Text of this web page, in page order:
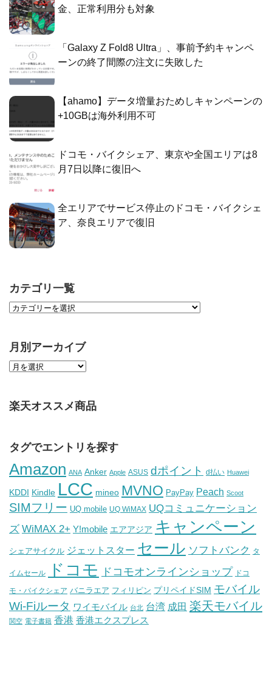
金、正常利用分も対象
「Galaxy Z Fold8 Ultra」、事前予約キャンペ
ーンの終了間際の注文に失敗した
【ahamo】データ増量おためしキャンペーンの
+10GBは海外利用不可
ドコモ・バイクシェア、東京や全国エリアは8
月7日以降に復旧へ
全エリアでサービス停止のドコモ・バイクシェ
ア、奈良エリアで復旧
カテゴリ一覧
月別アーカイブ
楽天オススメ商品
タグでエントリを探す
Amazon ANA Anker Apple ASUS dポイント d払い Huawei
KDDI Kindle LCC mineo MVNO PayPay Peach Scoot
SIMフリー UQ mobile UQ WiMAX UQコミュニケーション
ズ WiMAX 2+ Y!mobile エアアジア キャンペーン
シェアサイクル ジェットスター セール ソフトバンク タ
イムセール ドコモ ドコモオンラインショップ ドコ
モ・バイクシェア バニラエア フィリピン プリペイドSIM モバイル
Wi-Fiルータ ワイモバイル 台北 台湾 成田 楽天モバイル
関空 電子書籍 香港 香港エクスプレス